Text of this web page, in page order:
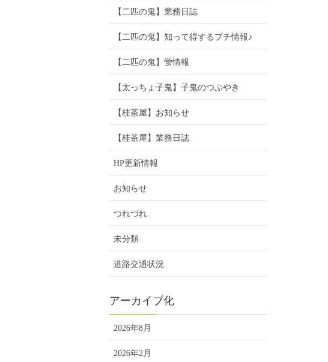
【二匹の鬼】業務日誌
【二匹の鬼】知って得するプチ情報♪
【二匹の鬼】蛍情報
【太っちょ子鬼】子鬼のつぶやき
【桂茶屋】お知らせ
【桂茶屋】業務日誌
HP更新情報
お知らせ
つれづれ
未分類
道路交通状況
アーカイブ化
2026年8月
2026年2月